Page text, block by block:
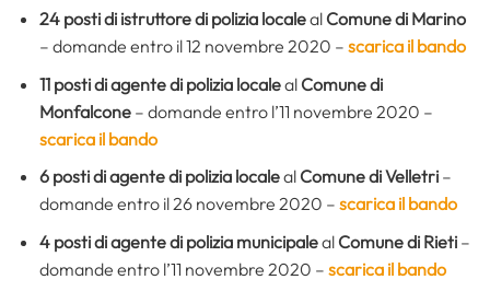
24 posti di istruttore di polizia localeal Comune di Marino
– domande entro il 12 novembre 2020 – scarica il bando
11 posti di agente di polizia localeal Comune di
Monfalcone– domande entro l’11 novembre 2020 –
scarica il bando
6 posti di agente di polizia localeal Comune di Velletri–
domande entro il 26 novembre 2020 – scarica il bando
4 posti di agente di polizia municipaleal Comune di Rieti–
domande entro l’11 novembre 2020 – scarica il bando